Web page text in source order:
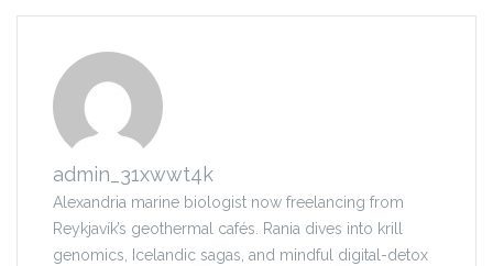
admin_31xwwt4k
Alexandria marine biologist now freelancing from
Reykjavík’s geothermal cafés. Rania dives into krill
genomics, Icelandic sagas, and mindful digital-detox